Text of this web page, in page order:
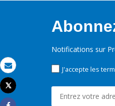
Email
Imprimer
Tweet
Notifications sur
J'accepte les